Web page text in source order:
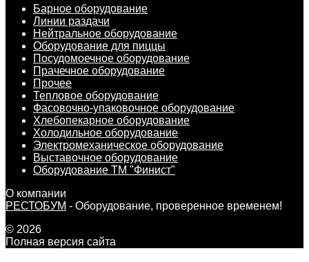
Барное оборудование
Линии раздачи
Нейтральное оборудование
Оборудование для пиццы
Посудомоечное оборудование
Прачечное оборудование
Прочее
Тепловое оборудование
Фасовочно-упаковочное оборудование
Хлебопекарное оборудование
Холодильное оборудование
Электромеханическое оборудование
Выставочное оборудование
Оборудование ТМ "Финист"
О компании
РЕСТОБУМ - Оборудование, проверенное временем!
© 2026
Полная версия сайта